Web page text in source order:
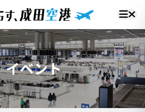
イベント